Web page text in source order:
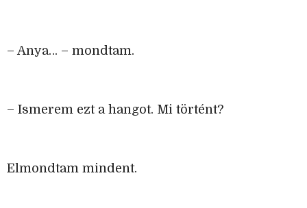
– Anya… – mondtam.
– Ismerem ezt a hangot. Mi történt?
Elmondtam mindent.